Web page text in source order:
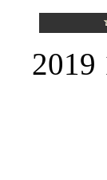
2019